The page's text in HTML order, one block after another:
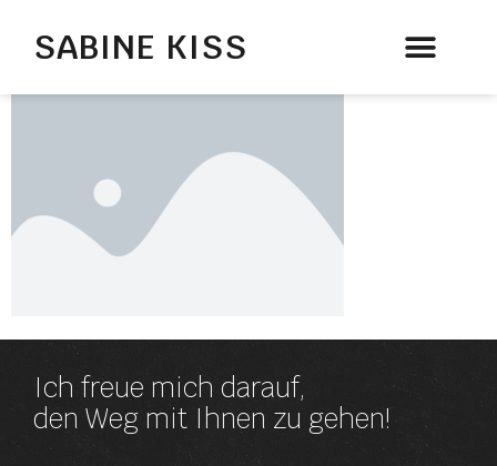
SABINE KISS
Ich freue mich darauf,
den Weg mit Ihnen zu gehen!